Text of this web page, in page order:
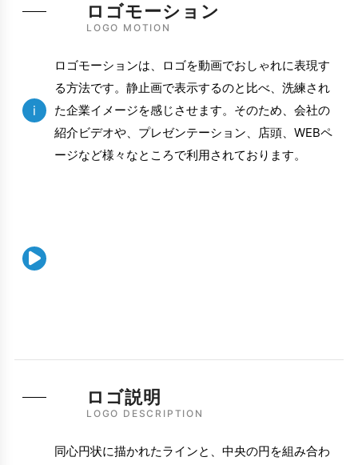
LOGO MOTION
ロゴモーション
i
ロゴモーションは、ロゴを動画でおしゃれに表現す
る方法です。静止画で表示するのと比べ、洗練され
た企業イメージを感じさせます。そのため、会社の
紹介ビデオや、プレゼンテーション、店頭、WEBペ
ージなど様々なところで利用されております。

LOGO DESCRIPTION
ロゴ説明
同心円状に描かれたラインと、中央の円を組み合わ